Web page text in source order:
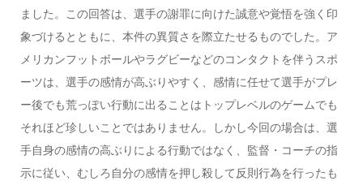
ました。この回答は、選手の謝罪に向けた誠意や覚悟を強く印
象づけるとともに、本件の異質さを際立たせるものでした。ア
メリカンフットボールやラグビーなどのコンタクトを伴うスポ
ーツは、選手の感情が高ぶりやすく、感情に任せて選手がプレ
ー後でも荒っぽい行動に出ることはトップレベルのゲームでも
それほど珍しいことではありません。しかし今回の場合は、選
手自身の感情の高ぶりによる行動ではなく、監督・コーチの指
示に従い、むしろ自分の感情を押し殺して反則行為を行ったも